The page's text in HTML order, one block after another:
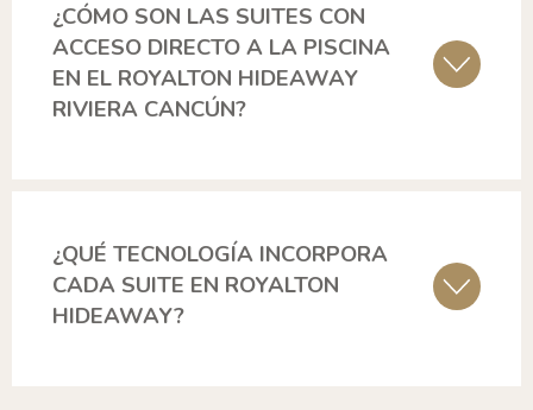
¿CÓMO SON LAS SUITES CON
ACCESO DIRECTO A LA PISCINA
EN EL ROYALTON HIDEAWAY
RIVIERA CANCÚN?
¿QUÉ TECNOLOGÍA INCORPORA
CADA SUITE EN ROYALTON
HIDEAWAY?